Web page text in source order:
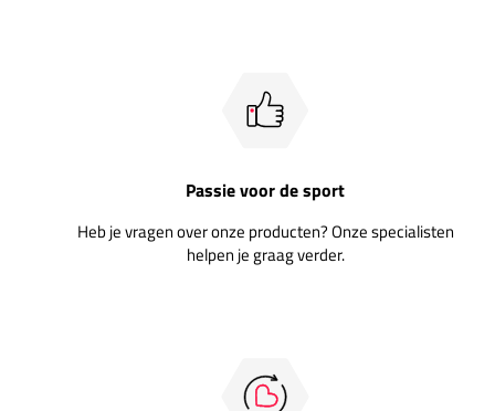
Passie voor de sport
Heb je vragen over onze producten? Onze specialisten
helpen je graag verder.